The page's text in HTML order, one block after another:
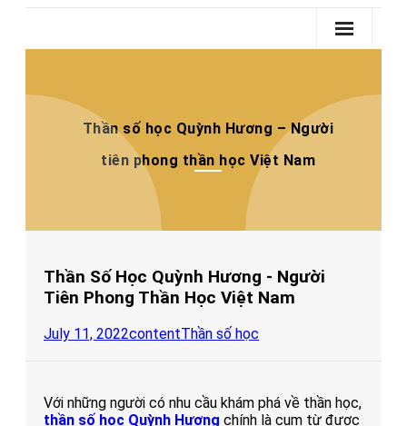
content
Thần số học
Dự Đoán XSMB
- Dự Đoán XSMT
THABET
Thần số học Quỳnh Hương – Người
tiên phong thần học Việt Nam
Thần Số Học Quỳnh Hương - Người
Tiên Phong Thần Học Việt Nam
July 11, 2022contentThần số học
Với những người có nhu cầu khám phá về thần học,
thần số học Quỳnh Hương chính là cụm từ được